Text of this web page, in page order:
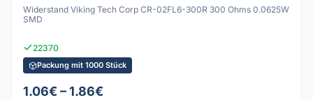
Widerstand Viking Tech Corp CR-02FL6-300R 300 Ohms 0.0625W
SMD
22370
Packung mit 1000 Stück
1.06€ – 1.86€